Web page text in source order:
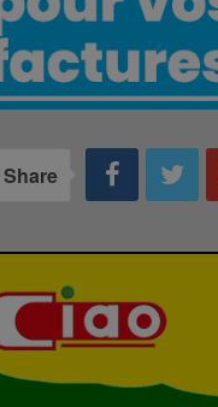
Share